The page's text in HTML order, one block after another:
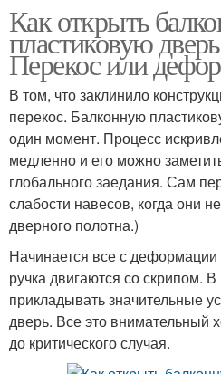
Как открыть
пластиковую
Перекос или
В том, что заклинило
перекос. Балконную
один момент. Процесс
медленно и его можно
глобального заедания. Сам
слабости навесов, когда они
дверного полотна.)
Начинается все с деформации
ручка двигаются со скрипом.
прикладывать значительные
дверь. Все это внимательный
до критического случая.